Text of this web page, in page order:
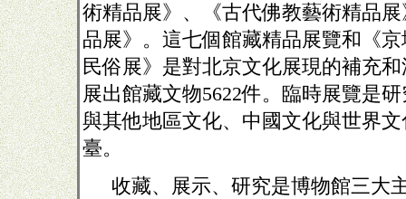
術精品展》、《古代佛教藝術精品
品展》。這七個館藏精品展覽和《
民俗展》是對北京文化展現的補充
展出館藏文物5622件。臨時展覽是
與其他地區文化、中國文化與世界
臺。
收藏、展示、研究是博物館三大